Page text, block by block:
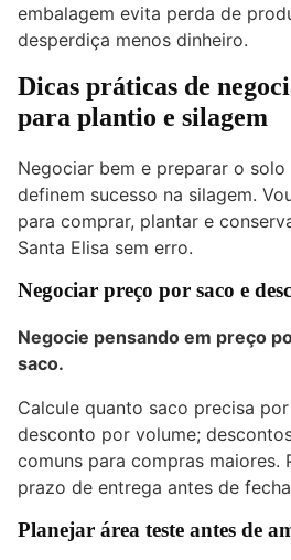
embalagem evita perda de
desperdiça menos dinheiro.
Dicas práticas de
para plantio e silagem
Negociar bem e preparar o solo
definem sucesso na silagem.
para comprar, plantar e
Santa Elisa sem erro.
Negociar preço por saco e
Negocie pensando em preço
saco.
Calcule quanto saco precisa
desconto por volume;
comuns para compras maiores.
prazo de entrega antes de
Planejar área teste antes de